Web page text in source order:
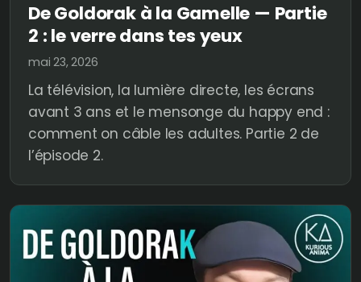
De Goldorak à la Gamelle — Partie
2 : le verre dans tes yeux
mai 23, 2026
La télévision, la lumière directe, les écrans
avant 3 ans et le mensonge du happy end :
comment on câble les adultes. Partie 2 de
l’épisode 2.